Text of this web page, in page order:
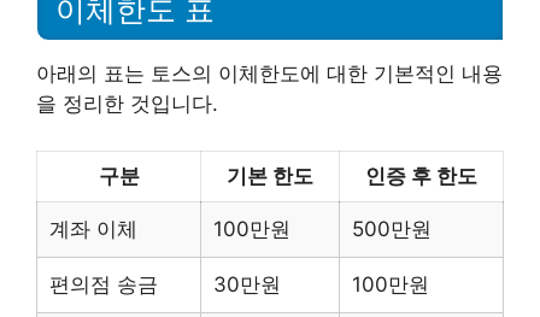
이체한도 표
아래의 표는 토스의 이체한도에 대한 기본적인 내용
을 정리한 것입니다.
구분 기본 한도 인증 후 한도
계좌 이체 100만원 500만원
편의점 송금 30만원 100만원